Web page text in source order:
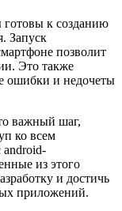
готовы к созданию
Запуск
позволит
Это также
ошибки и недочеты
важный шаг,
ко всем
android-
из этого
и достичь
приложений.